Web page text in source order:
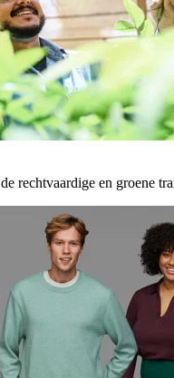
rechtvaardige en groene